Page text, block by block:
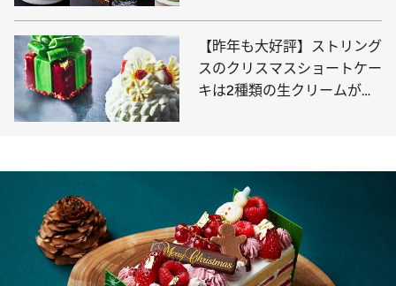
【昨年も大好評】ストリング
スのクリスマスショートケー
キは2種類の生クリームがブ